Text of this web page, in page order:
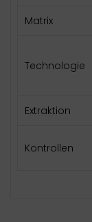
Matrix
Technologie
Extraktion
Kontrollen